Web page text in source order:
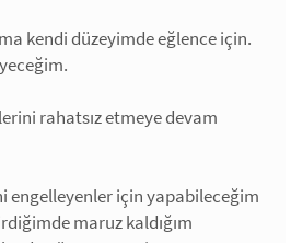
kendi düzeyimde eğlence için.
rahatsız etmeye devam
engelleyenler için yapabileceğim
maruz kaldığım